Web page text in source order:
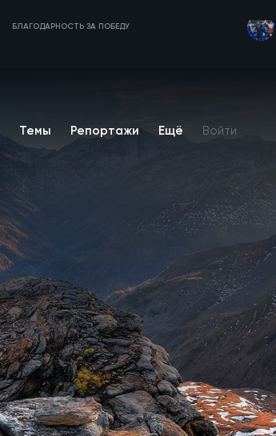
БЛАГОДАРНОСТЬ ЗА ПОБЕДУ
Темы Репортажи Ещё Войти